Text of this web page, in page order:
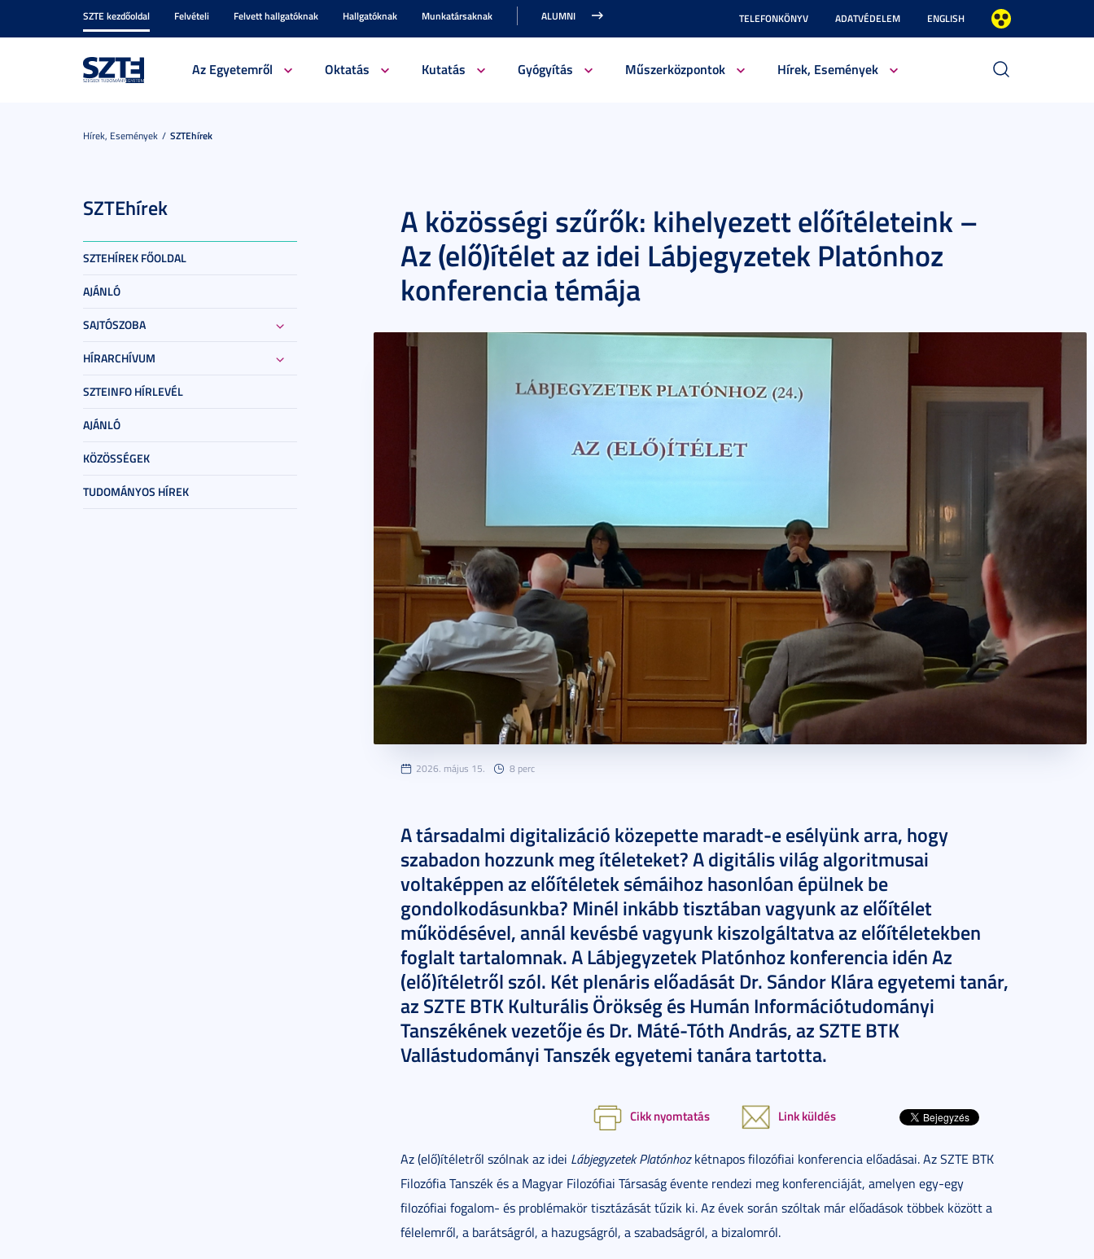
SZTE kezdőoldal Felvételi Felvett hallgatóknak Hallgatóknak Munkatársaknak ALUMNI TELEFONKÖNYV ADATVÉDELEM ENGLISH
Az Egyetemről Oktatás Kutatás Gyógyítás Műszerközpontok Hírek, Események
Hírek, Események SZTEhírek
SZTEhírek
SZTEHÍREK FŐOLDAL
AJÁNLÓ
SAJTÓSZOBA
HÍRARCHÍVUM
SZTEINFO HÍRLEVÉL
AJÁNLÓ
KÖZÖSSÉGEK
TUDOMÁNYOS HÍREK
A közösségi szűrők: kihelyezett előítéleteink –
Az (elő)ítélet az idei Lábjegyzetek Platónhoz
konferencia témája
2026. május 15. 8 perc
A társadalmi digitalizáció közepette maradt-e esélyünk arra, hogy
szabadon hozzunk meg ítéleteket? A digitális világ algoritmusai
voltaképpen az előítéletek sémáihoz hasonlóan épülnek be
gondolkodásunkba? Minél inkább tisztában vagyunk az előítélet
működésével, annál kevésbé vagyunk kiszolgáltatva az előítéletekben
foglalt tartalomnak. A Lábjegyzetek Platónhoz konferencia idén Az
(elő)ítéletről szól. Két plenáris előadását Dr. Sándor Klára egyetemi tanár,
az SZTE BTK Kulturális Örökség és Humán Információtudományi
Tanszékének vezetője és Dr. Máté-Tóth András, az SZTE BTK
Vallástudományi Tanszék egyetemi tanára tartotta.
Cikk nyomtatás Link küldés
Az (elő)ítéletről szólnak az idei Lábjegyzetek Platónhozkétnapos filozófiai konferencia előadásai. Az SZTE BTK
Filozófia Tanszék és a Magyar Filozófiai Társaság évente rendezi meg konferenciáját, amelyen egy-egy
filozófiai fogalom- és problémakör tisztázását tűzik ki. Az évek során szóltak már előadások többek között a
félelemről, a barátságról, a hazugságról, a szabadságról, a bizalomról.